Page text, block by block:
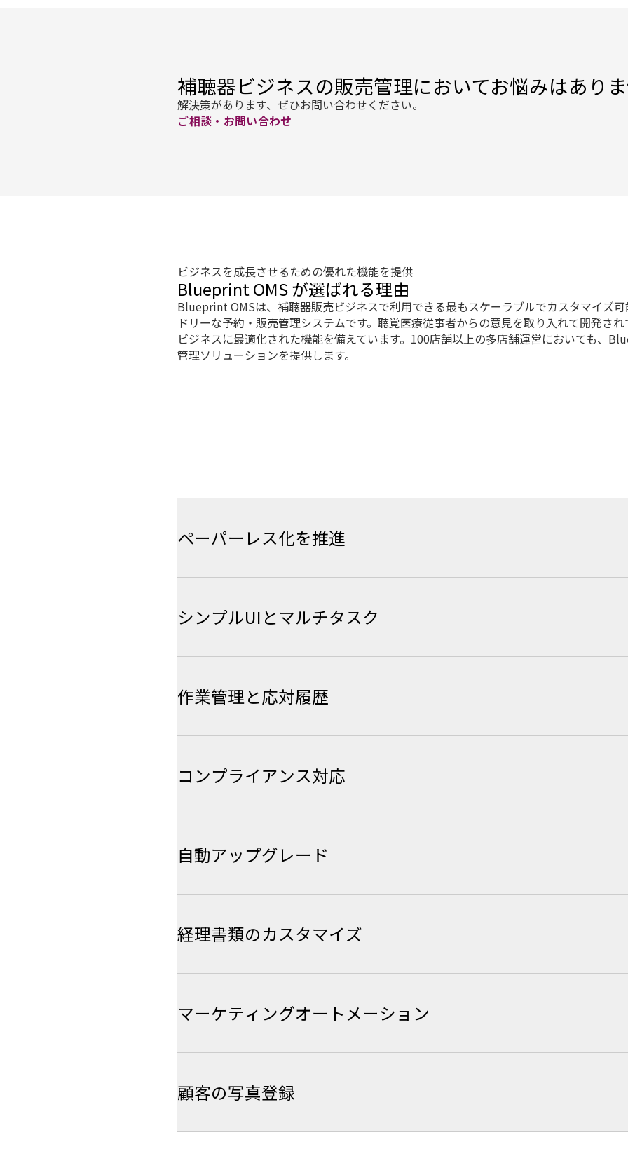
補聴器ビジネスの販売管理においてお悩みはあり
解決策があります、ぜひお問い合わせください。
ご相談・お問い合わせ
ビジネスを成長させるための優れた機能を提供
Blueprint OMS が選ばれる理由
Blueprint OMSは、補聴器販売ビジネスで利用できる最もスケーラブルでカスタマイズ
ドリーな予約・販売管理システムです。聴覚医療従事者からの意見を取り入れて開発さ
ビジネスに最適化された機能を備えています。100店舗以上の多店舗運営においても、
管理ソリューションを提供します。
ペーパーレス化を推進
シンプルUIとマルチタスク
作業管理と応対履歴
コンプライアンス対応
自動アップグレード
経理書類のカスタマイズ
マーケティングオートメーション
顧客の写真登録